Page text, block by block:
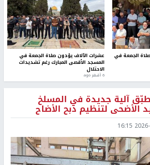
صلاة الجمعة في عشرات الآلاف يؤدون صلاة الجمعة في
المسجد الأقصى المبارك رغم تشديدات
الاحتلال
6 أشهر ago
آلية جديدة في المسلخ
الأضحى لتنظيم ذبح الأضاح
2026-